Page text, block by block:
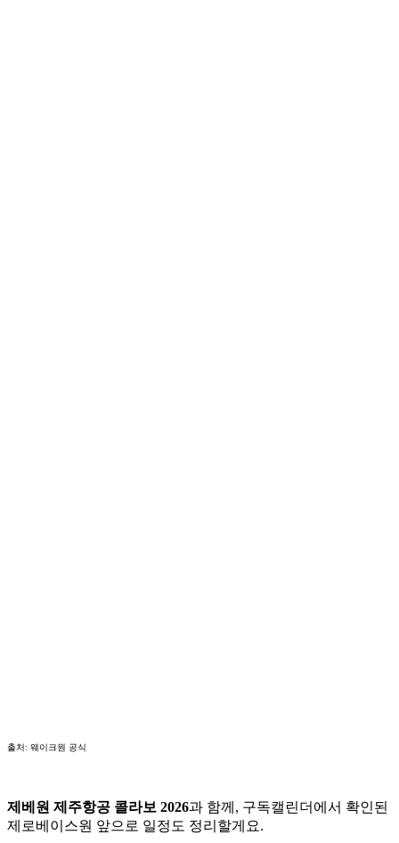
출처: 웨이크원 공식
제베원 제주항공 콜라보 2026과 함께, 구독캘린더에서 확인된
제로베이스원 앞으로 일정도 정리할게요.